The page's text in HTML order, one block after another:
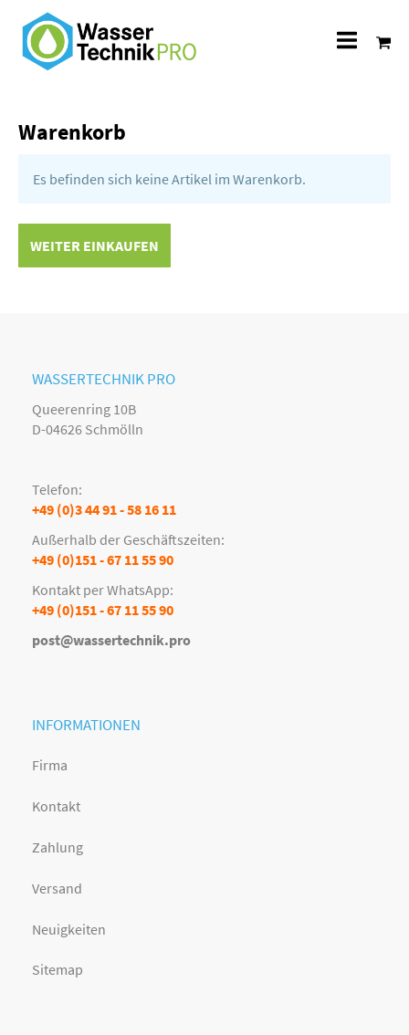
Warenkorb
Es befinden sich keine Artikel im Warenkorb.
WEITER EINKAUFEN
WASSERTECHNIK PRO
Queerenring 10B
D-04626 Schmölln
Telefon:
+49 (0)3 44 91 - 58 16 11
Außerhalb der Geschäftszeiten:
+49 (0)151 - 67 11 55 90
Kontakt per WhatsApp:
+49 (0)151 - 67 11 55 90
post@wassertechnik.pro
INFORMATIONEN
Firma
Kontakt
Zahlung
Versand
Neuigkeiten
Sitemap